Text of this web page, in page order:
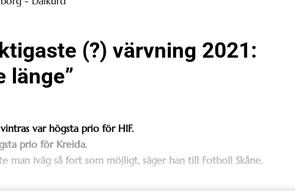
(?) värvning 2021:
länge”
var högsta prio för HIF.
prio för Kreida.
man iväg så fort som möjligt, säger han till Fotboll Skåne.